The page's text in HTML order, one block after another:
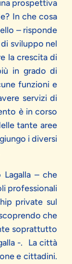
prospettiva
In che cosa
– risponde
sviluppo nel
la crescita di
in grado di
funzioni e
servizi di
è in corso
tante aree
i diversi
– che
professionali
private sul
che
soprattutto
-. La città
e cittadini.